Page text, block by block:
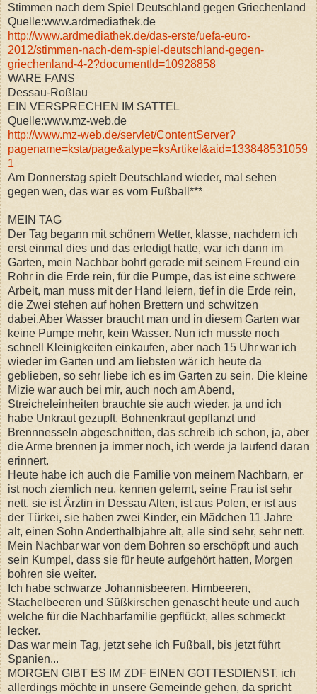
Stimmen nach dem Spiel Deutschland gegen Griechenland
Quelle:www.ardmediathek.de
http://www.ardmediathek.de/das-erste/uefa-euro-
2012/stimmen-nach-dem-spiel-deutschland-gegen-
griechenland-4-2?documentId=10928858
WARE FANS
Dessau-Roßlau
EIN VERSPRECHEN IM SATTEL
Quelle:www.mz-web.de
http://www.mz-web.de/servlet/ContentServer?
pagename=ksta/page&atype=ksArtikel&aid=133848531059
1
Am Donnerstag spielt Deutschland wieder, mal sehen
gegen wen, das war es vom Fußball***
MEIN TAG
Der Tag begann mit schönem Wetter, klasse, nachdem ich
erst einmal dies und das erledigt hatte, war ich dann im
Garten, mein Nachbar bohrt gerade mit seinem Freund ein
Rohr in die Erde rein, für die Pumpe, das ist eine schwere
Arbeit, man muss mit der Hand leiern, tief in die Erde rein,
die Zwei stehen auf hohen Brettern und schwitzen
dabei.Aber Wasser braucht man und in diesem Garten war
keine Pumpe mehr, kein Wasser. Nun ich musste noch
schnell Kleinigkeiten einkaufen, aber nach 15 Uhr war ich
wieder im Garten und am liebsten wär ich heute da
geblieben, so sehr liebe ich es im Garten zu sein. Die kleine
Mizie war auch bei mir, auch noch am Abend,
Streicheleinheiten brauchte sie auch wieder, ja und ich
habe Unkraut gezupft, Bohnenkraut gepflanzt und
Brennnesseln abgeschnitten, das schreib ich schon, ja, aber
die Arme brennen ja immer noch, ich werde ja laufend daran
erinnert.
Heute habe ich auch die Familie von meinem Nachbarn, er
ist noch ziemlich neu, kennen gelernt, seine Frau ist sehr
nett, sie ist Ärztin in Dessau Alten, ist aus Polen, er ist aus
der Türkei, sie haben zwei Kinder, ein Mädchen 11 Jahre
alt, einen Sohn Anderthalbjahre alt, alle sind sehr, sehr nett.
Mein Nachbar war von dem Bohren so erschöpft und auch
sein Kumpel, dass sie für heute aufgehört hatten, Morgen
bohren sie weiter.
Ich habe schwarze Johannisbeeren, Himbeeren,
Stachelbeeren und Süßkirschen genascht heute und auch
welche für die Nachbarfamilie gepflückt, alles schmeckt
lecker.
Das war mein Tag, jetzt sehe ich Fußball, bis jetzt führt
Spanien...
MORGEN GIBT ES IM ZDF EINEN GOTTESDIENST, ich
allerdings möchte in unsere Gemeinde gehen, da spricht